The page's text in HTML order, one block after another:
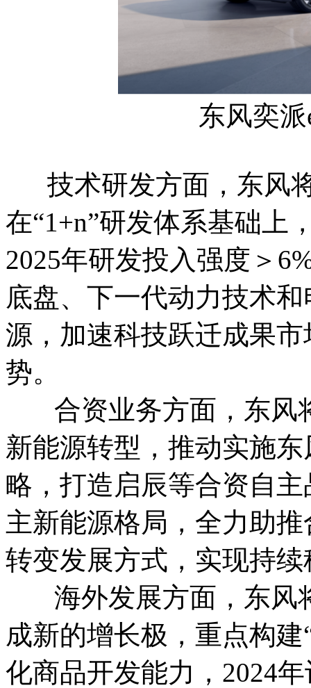
东风奕
技术研发方面，东风
在“1+n”研发体系基础上
2025年研发投入强度＞
底盘、下一代动力技术
源，加速科技跃迁成果
势。
合资业务方面，东风
新能源转型，推动实施
略，打造启辰等合资自
主新能源格局，全力助
转变发展方式，实现持
海外发展方面，东风
成新的增长极，重点构
化商品开发能力，2024